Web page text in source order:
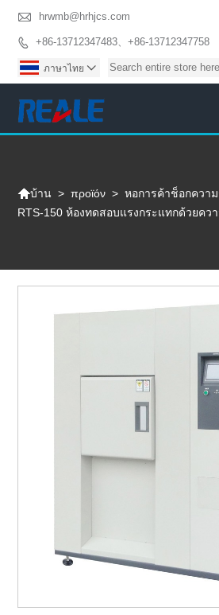
 hrwmb@hrhjcs.com
 +86-13712347483、+86-13712347758
ภาษาไทย 
บ้าน > προϊόν > หอการค้าช็อกควา
RTS-150 ห้องทดสอบแรงกระแทกด้วยคว